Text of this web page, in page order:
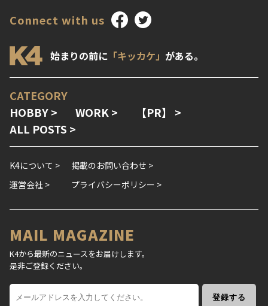
Connect with us
始まりの前に 「キッカケ」 がある。
CATEGORY
HOBBY >
WORK >
【PR】 >
ALL POSTS >
K4について >
掲載のお問い合わせ >
運営会社 >
プライバシーポリシー >
MAIL MAGAZINE
K4から最新のニュースをお届けします。
是非ご登録ください。